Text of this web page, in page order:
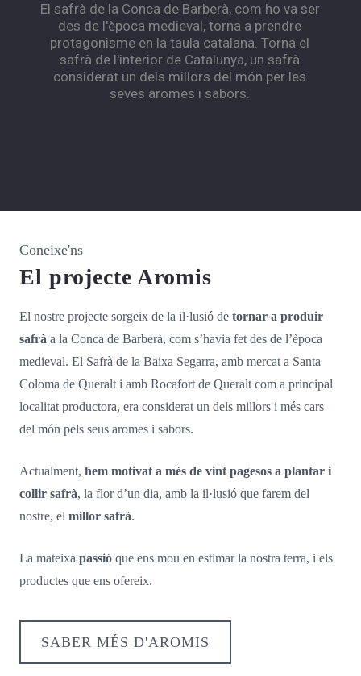
El safrà de la Conca de Barberà, com ho va ser
des de l'època medieval, torna a prendre
protagonisme en la taula catalana. Torna el
safrà de l'interior de Catalunya, un safrà
considerat un dels millors del món per les
seves aromes i sabors.
Coneixe'ns
El projecte Aromis
El nostre projecte sorgeix de la il·lusió de tornar a produir
safrà a la Conca de Barberà, com s’havia fet des de l’època
medieval. El Safrà de la Baixa Segarra, amb mercat a Santa
Coloma de Queralt i amb Rocafort de Queralt com a principal
localitat productora, era considerat un dels millors i més cars
del món pels seus aromes i sabors.
Actualment, hem motivat a més de vint pagesos a plantar i
collir safrà, la flor d’un dia, amb la il·lusió que farem del
nostre, el millor safrà.
La mateixa passió que ens mou en estimar la nostra terra, i els
productes que ens ofereix.
SABER MÉS D'AROMIS